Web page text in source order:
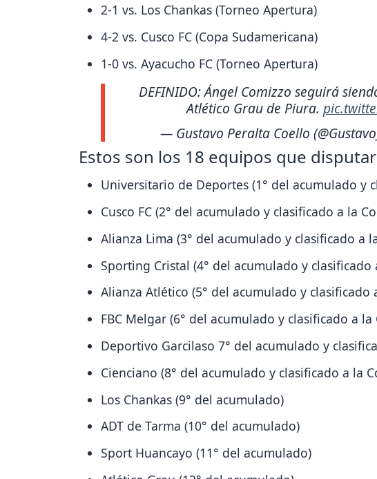
2-1 vs. Los Chankas (Torneo Apertura)
4-2 vs. Cusco FC (Copa Sudamericana)
1-0 vs. Ayacucho FC (Torneo Apertura)
DEFINIDO: Ángel Comizzo seguirá
Atlético Grau de Piura.
— Gustavo Peralta Coello
Estos son los 18 equipos que
Universitario de Deportes (1° del acumulado y
Cusco FC (2° del acumulado y clasificado a la
Alianza Lima (3° del acumulado y clasificado a
Sporting Cristal (4° del acumulado y clasificado
Alianza Atlético (5° del acumulado y clasificado
FBC Melgar (6° del acumulado y clasificado a
Deportivo Garcilaso 7° del acumulado y
Cienciano (8° del acumulado y clasificado a la
Los Chankas (9° del acumulado)
ADT de Tarma (10° del acumulado)
Sport Huancayo (11° del acumulado)